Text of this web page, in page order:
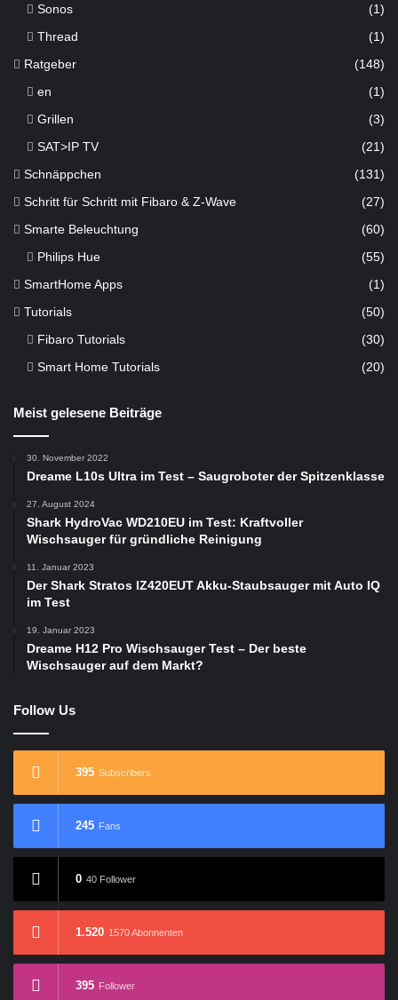
Sonos
(1)
Thread
(1)
Ratgeber (148)
en
(1)
Grillen
(3)
SAT>IP TV
(21)
Schnäppchen (131)
Schritt für Schritt mit Fibaro & Z-Wave (27)
Smarte Beleuchtung (60)
Philips Hue (55)
SmartHome Apps (1)
Tutorials (50)
Fibaro Tutorials
(30)
Smart Home Tutorials
(20)
Meist gelesene Beiträge
30. November 2022
Dreame L10s Ultra im Test – Saugroboter der Spitzenklasse
27. August 2024
Shark HydroVac WD210EU im Test: Kraftvoller
Wischsauger für gründliche Reinigung
11. Januar 2023
Der Shark Stratos IZ420EUT Akku-Staubsauger mit Auto IQ
im Test
19. Januar 2023
Dreame H12 Pro Wischsauger Test – Der beste
Wischsauger auf dem Markt?
Follow Us
395 Subscribers
245 Fans
0 40 Follower
1.520 1570 Abonnenten
395 Follower